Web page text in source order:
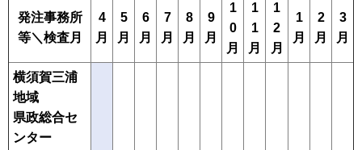
発注事務所
等＼検査月
4
月
5
月
6
月
7
月
8
月
9
月
1
0
月
1
1
月
1
2
月
1
月
2
月
3
月
横須賀三浦
地域
県政総合セ
ンター